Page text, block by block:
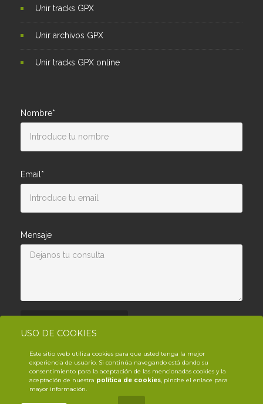
USO DE COOKIES
Este sitio web utiliza cookies para que usted tenga la mejor
experiencia de usuario. Si continúa navegando está dando su
consentimiento para la aceptación de las mencionadas cookies y la
aceptación de nuestra política de cookies, pinche el enlace para
mayor información.
Unir tracks GPX
Unir archivos GPX
Unir tracks GPX online
Nombre*
Email*
Mensaje